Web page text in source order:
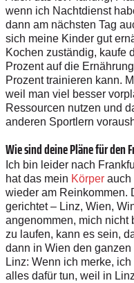
wenn ich Nachtdienst
dann am nächsten Tag
sich meine Kinder gut
Kochen zuständig, kaufe
Prozent auf die
Prozent trainieren kann.
weil man viel besser
Ressourcen nutzen und
anderen Sportlern
Wie sind deine Pläne für den
Ich bin leider nach
hat das mein Körper auch
wieder am Reinkommen.
gerichtet – Linz, Wien,
angenommen, mich nicht
zu laufen, kann es sein,
dann in Wien den
Linz: Wenn ich merke,
alles dafür tun, weil in